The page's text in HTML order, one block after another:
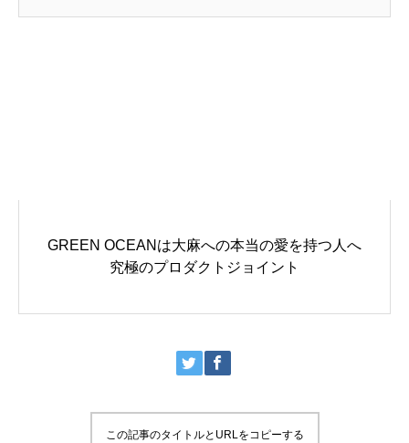
GREEN OCEANは大麻への本当の愛を持つ人へ
究極のプロダクトジョイント
この記事のタイトルとURLをコピーする